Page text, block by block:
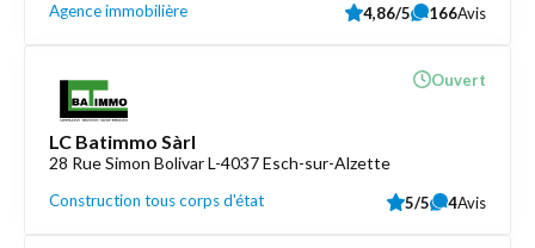
Agence immobilière 4,86/5 166Avis
LC Batimmo Sàrl
28 Rue Simon Bolivar L-4037 Esch-sur-Alzette
Construction tous corps d'état
Ouvert
5/5 4Avis